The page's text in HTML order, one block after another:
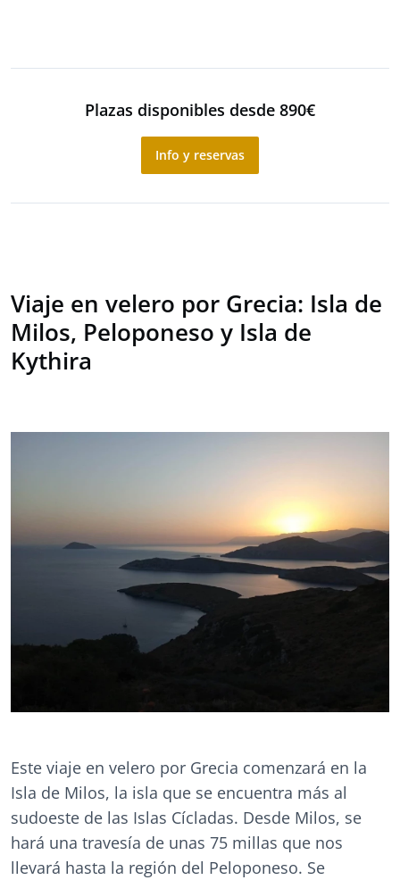
Plazas disponibles desde 890€
Info y reservas
Viaje en velero por Grecia: Isla de
Milos, Peloponeso y Isla de
Kythira
Este viaje en velero por Grecia comenzará en la
Isla de Milos, la isla que se encuentra más al
sudoeste de las Islas Cícladas. Desde Milos, se
hará una travesía de unas 75 millas que nos
llevará hasta la región del Peloponeso. Se